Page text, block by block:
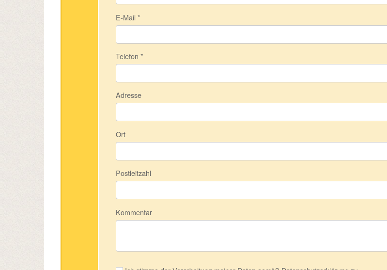
E-Mail*
Telefon *
Adresse
Ort
Postleitzahl
Kommentar